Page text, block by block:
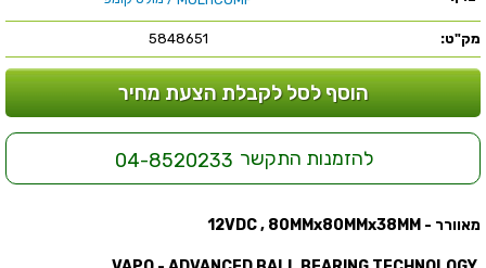
מק"ט: 5848651
הוסף לסל לקבלת הצעת מחיר
להזמנות התקשר 04-8520233
מאוורר - 12VDC , 80MMx80MMx38MM